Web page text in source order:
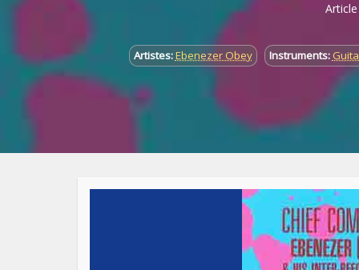
Artistes:Ebenezer Obey Instruments: